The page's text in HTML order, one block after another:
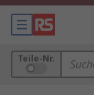
Teile-Nr.